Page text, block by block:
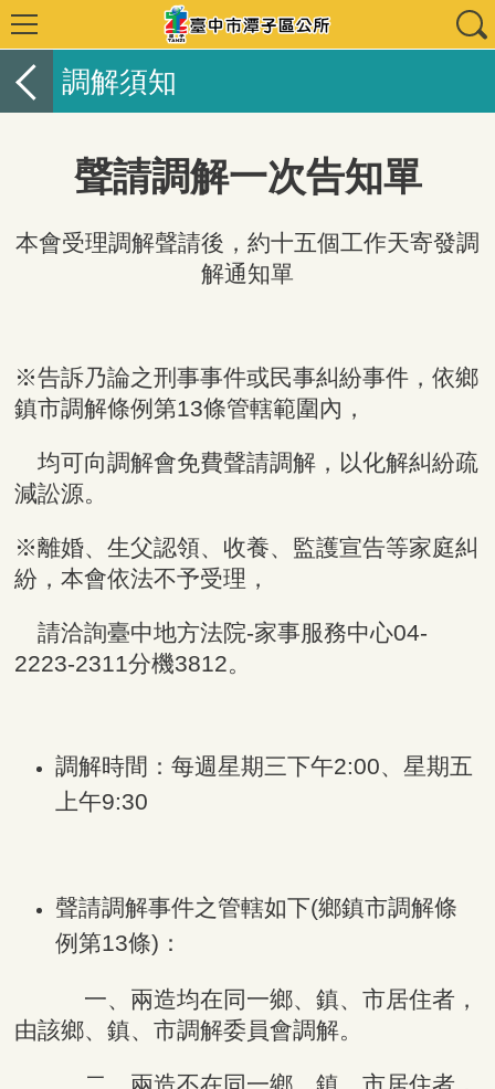
調解須知
聲請調解一次告知單
本會受理調解聲請後，約十五個工作天寄發調
解通知單
※告訴乃論之刑事事件或民事糾紛事件，依鄉
鎮市調解條例第13條管轄範圍內，
均可向調解會免費聲請調解，以化解糾紛疏
減訟源。
※離婚、生父認領、收養、監護宣告等家庭糾
紛，本會依法不予受理，
請洽詢臺中地方法院-家事服務中心04-
2223-2311分機3812。
調解時間：每週星期三下午2:00、星期五
上午9:30
聲請調解事件之管轄如下(鄉鎮市調解條
例第13條)：
一、兩造均在同一鄉、鎮、市居住者，
由該鄉、鎮、市調解委員會調解。
二、兩造不在同一鄉、鎮、市居住者，